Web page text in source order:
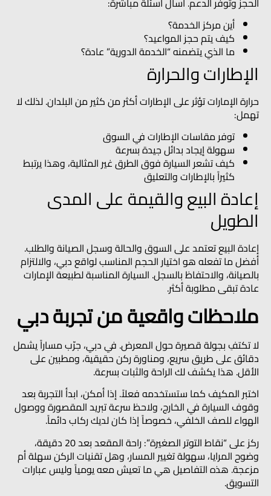
أين مركز الخدمة؟
كيف يتم حجز المواعيد؟
ما الذي يتضمنه “الخدمة الدورية” عادة؟
الإطارات والحرارة
حرارة الإمارات تؤثر على الإطارات أكثر من كثير من البلدان. لذلك لا
تهمل:
توفر مقاسات الإطارات في السوق
سهولة إيجاد بدائل جيدة بسرعة
كيف تشعر السيارة فوق الطرق غير المثالية، وهذا يرتبط
كثيراً بالإطارات والتعليق
إعادة البيع والقيمة على المدى
الطويل
إعادة البيع تعتمد على السوق والحالة وسجل الصيانة والطلب.
أفضل ما تفعله هو اختيار الحجم المناسب لواقع دبي، والالتزام
بالصيانة، والاحتفاظ بالسجل. السيارة المناسبة لطبيعة الإمارات
عادة تبقى مطلوبة أكثر.
ملاحظات واقعية من تجربة دبي
لا تكتفِ بجولة قصيرة حول المعرض. في دبي، جرّب مساراً يشمل
دقائق على طريق سريع، ومناورة ركن حقيقية، ومطبين على
الأقل. هذا يكشف لك الراحة والثبات بسرعة.
اختبر المكيف كما ستستخدمه فعلاً. إذا أمكن، ابدأ التجربة بعد
وقوف السيارة في الخارج، ولاحظ سرعة تبريد المقصورة ووصول
الهواء للصف الخلفي، خصوصاً إذا كان لديك ركاب دائماً.
ركز على “نقاط التوتر الصغيرة”: راحة المقعد بعد 20 دقيقة،
وضوح المرايا، سهولة تغيير المسار، وهل تقنيات الركن سهلة أم
مزعجة. هذه التفاصيل هي ما تعيش معه يومياً وليس عبارات
التسويق.